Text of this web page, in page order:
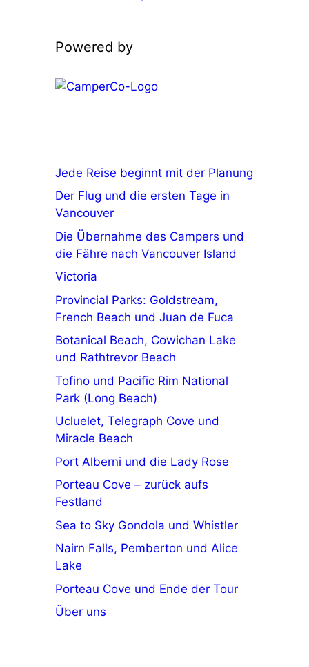
Powered by
Jede Reise beginnt mit der Planung
Der Flug und die ersten Tage in
Vancouver
Die Übernahme des Campers und
die Fähre nach Vancouver Island
Victoria
Provincial Parks: Goldstream,
French Beach und Juan de Fuca
Botanical Beach, Cowichan Lake
und Rathtrevor Beach
Tofino und Pacific Rim National
Park (Long Beach)
Ucluelet, Telegraph Cove und
Miracle Beach
Port Alberni und die Lady Rose
Porteau Cove – zurück aufs
Festland
Sea to Sky Gondola und Whistler
Nairn Falls, Pemberton und Alice
Lake
Porteau Cove und Ende der Tour
Über uns